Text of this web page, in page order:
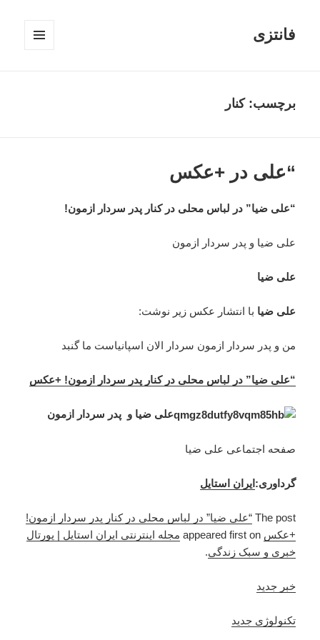
فانتزی
برچسب: کنار
“علی در +عکس
“علی ضیا” در لباس محلی در کنار پدر سردار ازمون!
علی ضیا و پدر سردار ازمون
علی ضیا
علی ضیا با انتشار عکس زیر نوشت:
من و پدر سردار ازمون سردار الان اسپانياست ما گنبد
“علی ضیا” در لباس محلی در کنار پدر سردار ازمون! +عکس
علی ضیا و پدر سردار ازمون
صفحه اجتماعی علی ضیا
گرداوری: ایران استایل
The post “علی ضیا” در لباس محلی در کنار پدر سردار ازمون!
+عکس appeared first on
مجله اینترنتی ایران استایل | پورتال
خبری و سبک زندگی.
خبر جدید
تکنولوژی جدید